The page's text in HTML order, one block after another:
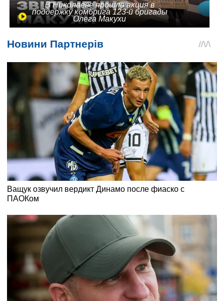
В Николаеве прошла акция в
поддержку комбрига 123-й бригады
Олега Макухи